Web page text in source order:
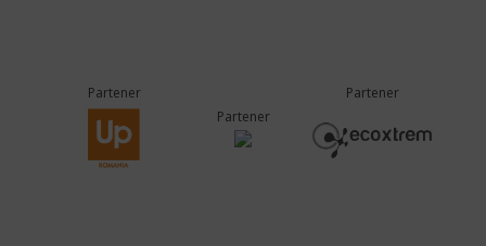
Partener
Partener
Partener